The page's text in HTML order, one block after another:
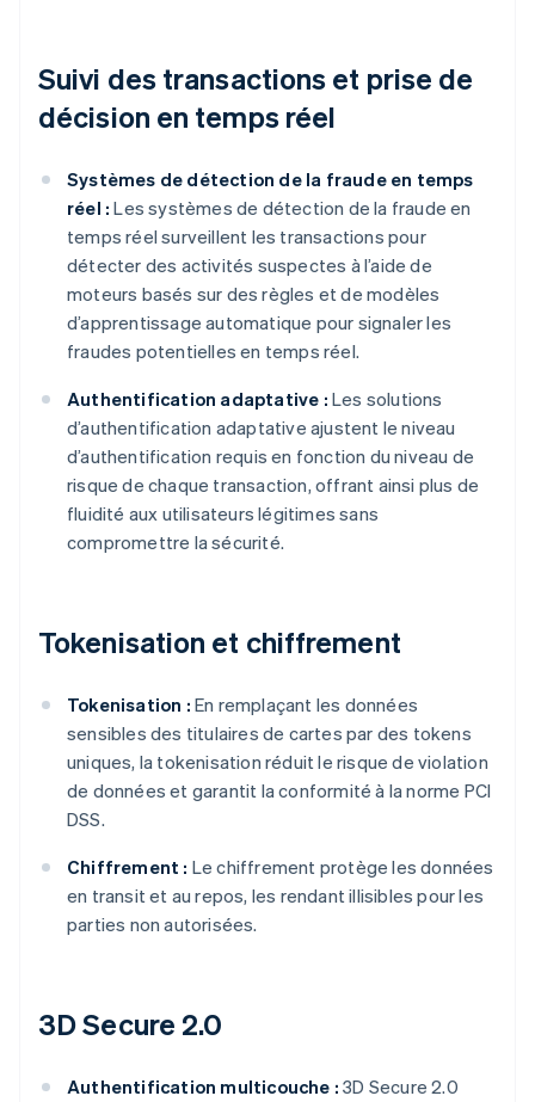
Suivi des transactions et prise de
décision en temps réel
Systèmes de détection de la fraude en temps
réel : Les systèmes de détection de la fraude en
temps réel surveillent les transactions pour
détecter des activités suspectes à l’aide de
moteurs basés sur des règles et de modèles
d’apprentissage automatique pour signaler les
fraudes potentielles en temps réel.
Authentification adaptative : Les solutions
d’authentification adaptative ajustent le niveau
d’authentification requis en fonction du niveau de
risque de chaque transaction, offrant ainsi plus de
fluidité aux utilisateurs légitimes sans
compromettre la sécurité.
Tokenisation et chiffrement
Tokenisation : En remplaçant les données
sensibles des titulaires de cartes par des tokens
uniques, la tokenisation réduit le risque de violation
de données et garantit la conformité à la norme PCI
DSS.
Chiffrement : Le chiffrement protège les données
en transit et au repos, les rendant illisibles pour les
parties non autorisées.
3D Secure 2.0
Authentification multicouche : 3D Secure 2.0